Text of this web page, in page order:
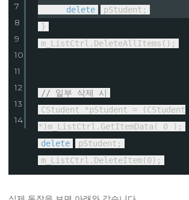
7
8
9
10
11
12
13
14
delete
pStudent;
}
m_ListCtrl.DeleteAllItems();
// 일부 삭제 시
CStudent *pStudent = (CStudent
*)m_ListCtrl.GetItemData( 0 );
delete
pStudent;
m_ListCtrl.DeleteItem(0);